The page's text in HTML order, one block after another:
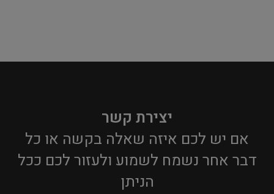
יצירת קשר
אם יש לכם איזה שאלה בקשה או כל
דבר אחר נשמח לשמוע ולעזור לכם ככל
הניתן​